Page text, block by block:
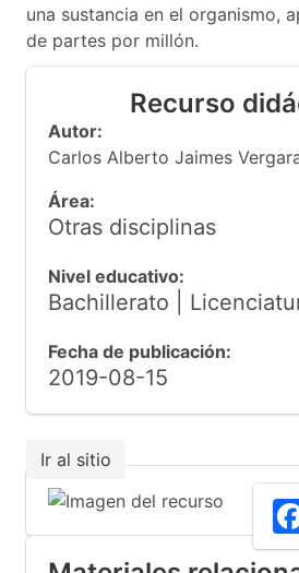
una sustancia en el organismo,
de partes por millón.
Recurso
Autor:
Carlos Alberto Jaimes
Área:
Otras disciplinas
Nivel educativo:
Bachillerato |
Fecha de publicación:
2019-08-15
Ir al sitio